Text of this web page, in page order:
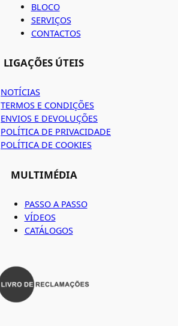
BLOCO
SERVIÇOS
CONTACTOS
LIGAÇÕES ÚTEIS
NOTÍCIAS
TERMOS E CONDIÇÕES
ENVIOS E DEVOLUÇÕES
POLÍTICA DE PRIVACIDADE
POLÍTICA DE COOKIES
MULTIMÉDIA
PASSO A PASSO
VÍDEOS
CATÁLOGOS